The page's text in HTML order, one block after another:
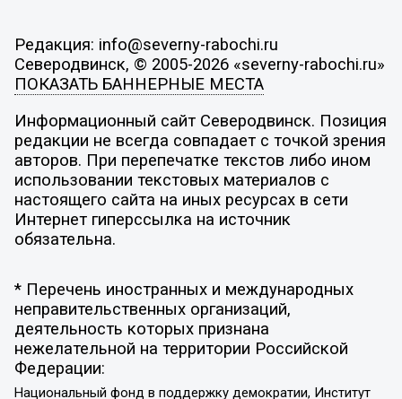
Редакция: info@severny-rabochi.ru
Северодвинск, © 2005-2026 «severny-rabochi.ru»
ПОКАЗАТЬ БАННЕРНЫЕ МЕСТА
Информационный сайт Северодвинск. Позиция
редакции не всегда совпадает с точкой зрения
авторов. При перепечатке текстов либо ином
использовании текстовых материалов с
настоящего сайта на иных ресурсах в сети
Интернет гиперссылка на источник
обязательна.
* Перечень иностранных и международных
неправительственных организаций,
деятельность которых признана
нежелательной на территории Российской
Федерации:
Национальный фонд в поддержку демократии, Институт